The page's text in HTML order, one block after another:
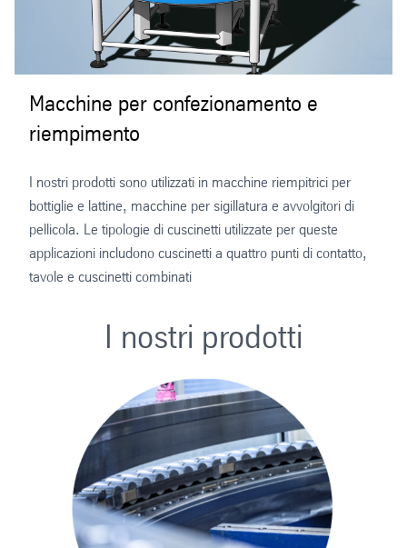
Macchine per confezionamento e
riempimento
I nostri prodotti sono utilizzati in macchine riempitrici per
bottiglie e lattine, macchine per sigillatura e avvolgitori di
pellicola. Le tipologie di cuscinetti utilizzate per queste
applicazioni includono cuscinetti a quattro punti di contatto,
tavole e cuscinetti combinati
I nostri prodotti